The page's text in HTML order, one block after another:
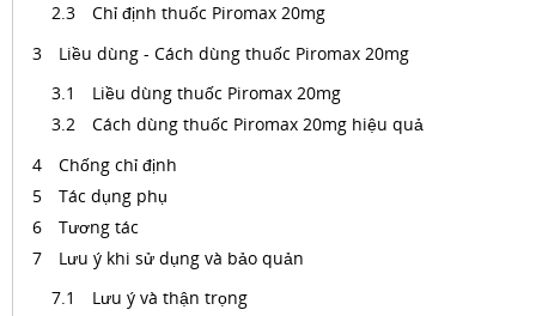
Chỉ định thuốc Piromax 20mg
Liều dùng - Cách dùng thuốc Piromax 20mg
Liều dùng thuốc Piromax 20mg
Cách dùng thuốc Piromax 20mg hiệu quả
Chống chỉ định
Tác dụng phụ
Tương tác
Lưu ý khi sử dụng và bảo quản
Lưu ý và thận trọng